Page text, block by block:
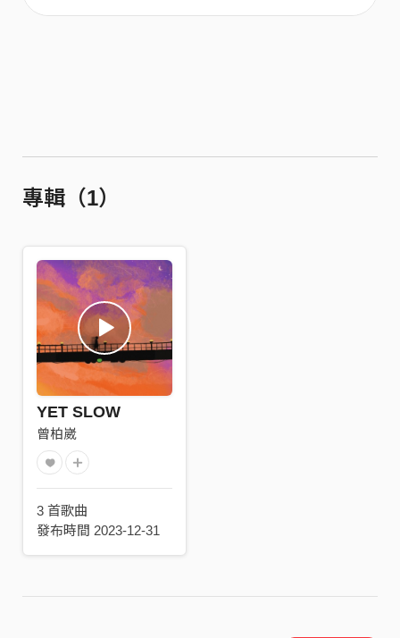
專輯（1）
YET SLOW
曾柏崴
3 首歌曲
發布時間 2023-12-31